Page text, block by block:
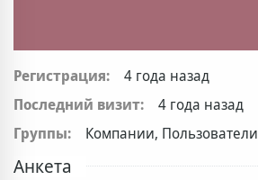
Регистрация:
4 года назад
Последний визит:
4 года назад
Группы:
Компании, Пользователи
Анкета